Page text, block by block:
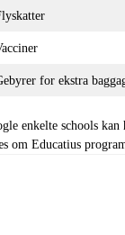
for ekstra
enkelte schools
om Educatius